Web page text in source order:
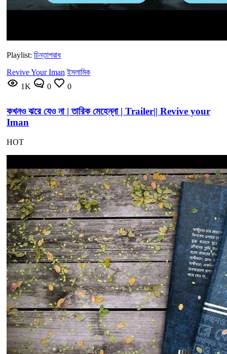
Playlist: চিন্তাপরাধ
Revive Your Iman ইসলামিক
1K
0 0
কখনও ঝরে যেও না | তারিক মেহেন্না | Trailer|| Revive your
Iman
HOT